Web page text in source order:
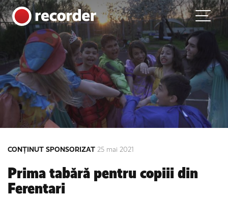
Skip to content
Main Navigation
CONȚINUT SPONSORIZAT 25 mai 2021
Prima tabără pentru copiii din
Ferentari